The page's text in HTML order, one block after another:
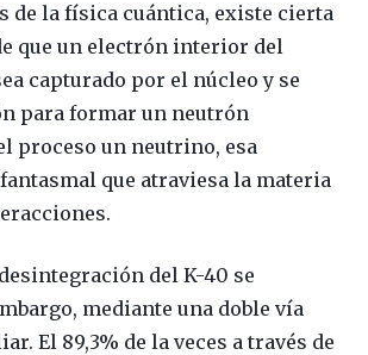
de la física cuántica, existe cierta
que un electrón interior del
capturado por el núcleo y se
para formar un neutrón
proceso un neutrino, esa
que atraviesa la materia
del K-40 se
mediante una doble vía
El 89,3% de la veces a través de